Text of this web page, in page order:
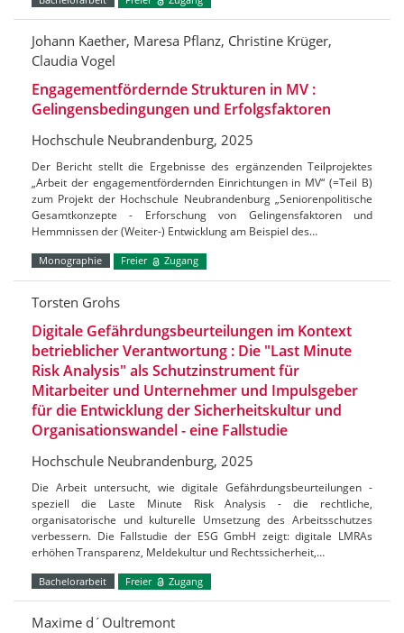
Johann Kaether, Maresa Pflanz, Christine Krüger,
Claudia Vogel
Engagementfördernde Strukturen in MV :
Gelingensbedingungen und Erfolgsfaktoren
Hochschule Neubrandenburg, 2025
Der Bericht stellt die Ergebnisse des ergänzenden Teilprojektes
„Arbeit der engagementfördernden Einrichtungen in MV“ (=Teil B)
zum Projekt der Hochschule Neubrandenburg „Seniorenpolitische
Gesamtkonzepte - Erforschung von Gelingensfaktoren und
Hemmnissen der (Weiter-) Entwicklung am Beispiel des…
Monographie Freier Zugang
Torsten Grohs
Digitale Gefährdungsbeurteilungen im Kontext
betrieblicher Verantwortung : Die "Last Minute
Risk Analysis" als Schutzinstrument für
Mitarbeiter und Unternehmer und Impulsgeber
für die Entwicklung der Sicherheitskultur und
Organisationswandel - eine Fallstudie
Hochschule Neubrandenburg, 2025
Die Arbeit untersucht, wie digitale Gefährdungsbeurteilungen -
speziell die Laste Minute Risk Analysis - die rechtliche,
organisatorische und kulturelle Umsetzung des Arbeitsschutzes
verbessern. Die Fallstudie der ESG GmbH zeigt: digitale LMRAs
erhöhen Transparenz, Meldekultur und Rechtssicherheit,…
Bachelorarbeit Freier Zugang
Maxime d´Oultremont